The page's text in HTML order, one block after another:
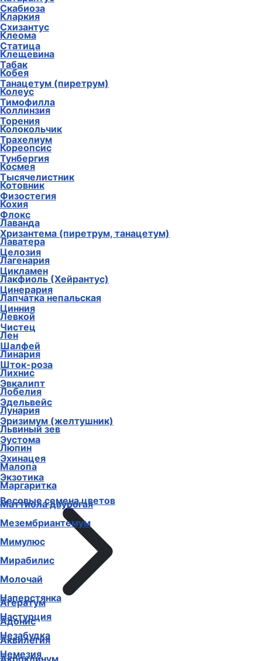
Скабиоза
Схизантус
Статица
Табак
Танацетум (пиретрум)
Тимофилла
Торения
Трахелиум
Тунбергия
Тысячелистник
Физостегия
Флокс
Хризантема (пиретрум, танацетум)
Целозия
Цикламен
Цинерария
Цинния
Чистец
Шалфей
Шток-роза
Эвкалипт
Эдельвейс
Эризимум (желтушник)
Эустома
Эхинацея
Экзотика
Весовые семена цветов
Агератум
Адонис
Аквилегия
Акроклинум
Кларкия
Клеома
Клещевина
Кобея
Колеус
Коллинзия
Колокольчик
Кореопсис
Космея
Котовник
Кохия
Лаванда
Лаватера
Лагенария
Лакфиоль (Хейрантус)
Лапчатка непальская
Левкой
Лен
Линария
Лихнис
Лобелия
Лунария
Львиный зев
Люпин
Малопа
Маргаритка
Маттиола двурогая
Мезембриантемум
Мимулюс
Мирабилис
Молочай
Наперстянка
Настурция
Незабудка
Немезия